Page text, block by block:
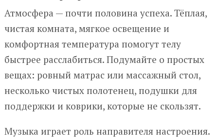
Атмосфера — почти половина успеха. Тёплая,
чистая комната, мягкое освещение и
комфортная температура помогут телу
быстрее расслабиться. Подумайте о простых
вещах: ровный матрас или массажный стол,
несколько чистых полотенец, подушки для
поддержки и коврики, которые не скользят.
Музыка играет роль направителя настроения.